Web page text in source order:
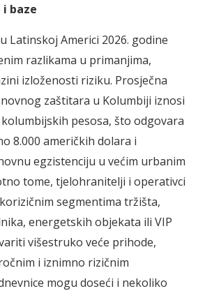
baze
Latinskoj Americi 2026. godine
razlikama u primanjima,
izloženosti riziku. Prosječna
zaštitara u Kolumbiji iznosi
pesosa, što odgovara
8.000 američkih dolara i
egzistenciju u većim urbanim
tome, tjelohranitelji i operativci
segmentima tržišta,
energetskih objekata ili VIP
višestruko veće prihode,
i iznimno rizičnim
mogu doseći i nekoliko